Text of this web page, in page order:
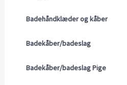
Badehåndklæder og kåber
Badekåber/badeslag
Badekåber/badeslag Pige